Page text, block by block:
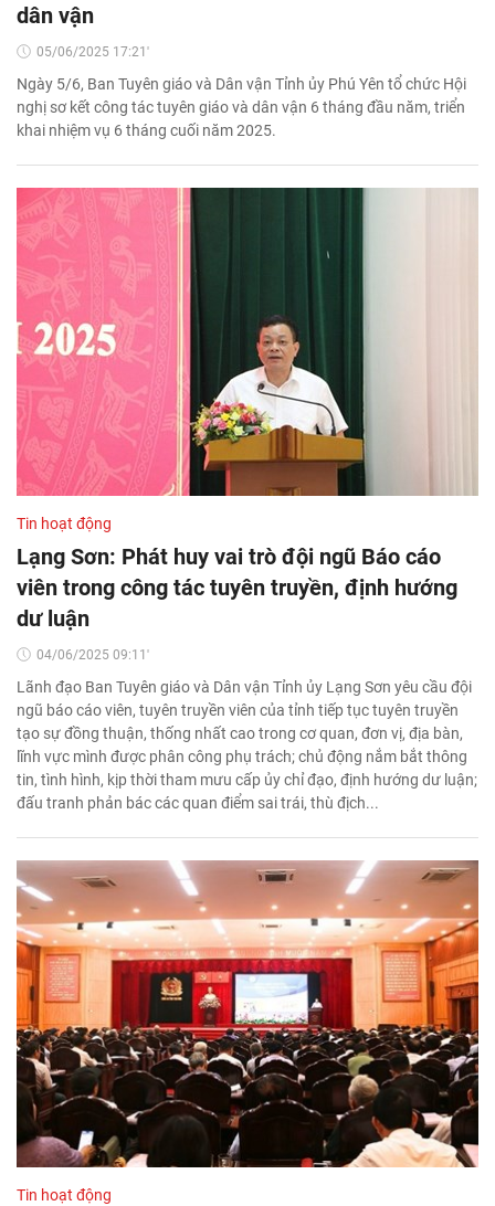
dân vận
05/06/2025 17:21'
Ngày 5/6, Ban Tuyên giáo và Dân vận Tỉnh ủy Phú Yên tổ chức Hội
nghị sơ kết công tác tuyên giáo và dân vận 6 tháng đầu năm, triển
khai nhiệm vụ 6 tháng cuối năm 2025.
Tin hoạt động
Lạng Sơn: Phát huy vai trò đội ngũ Báo cáo
viên trong công tác tuyên truyền, định hướng
dư luận
04/06/2025 09:11'
Lãnh đạo Ban Tuyên giáo và Dân vận Tỉnh ủy Lạng Sơn yêu cầu đội
ngũ báo cáo viên, tuyên truyền viên của tỉnh tiếp tục tuyên truyền
tạo sự đồng thuận, thống nhất cao trong cơ quan, đơn vị, địa bàn,
lĩnh vực mình được phân công phụ trách; chủ động nắm bắt thông
tin, tình hình, kịp thời tham mưu cấp ủy chỉ đạo, định hướng dư luận;
đấu tranh phản bác các quan điểm sai trái, thù địch...
Tin hoạt động